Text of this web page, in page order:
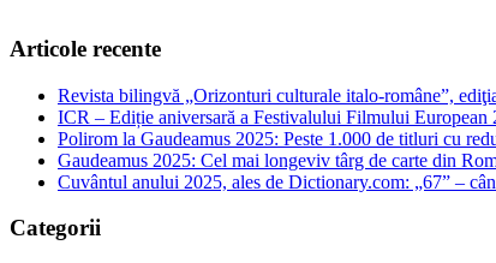
Articole recente
Revista bilingvă „Orizonturi culturale italo-române”,
ICR – Ediție aniversară a Festivalului Filmului European
Polirom la Gaudeamus 2025: Peste 1.000 de titluri cu
Gaudeamus 2025: Cel mai longeviv târg de carte din
Cuvântul anului 2025, ales de Dictionary.com: „67” –
Categorii